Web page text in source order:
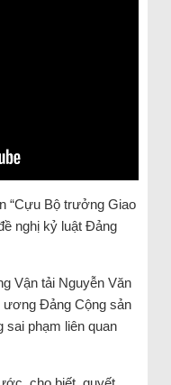
“Cựu Bộ trưởng Giao
nghị kỷ luật Đảng
Vận tải Nguyễn Văn
ương Đảng Cộng sản
sai phạm liên quan